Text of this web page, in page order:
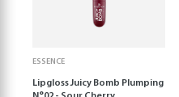
ESSENCE
Lipgloss Juicy Bomb Plumping